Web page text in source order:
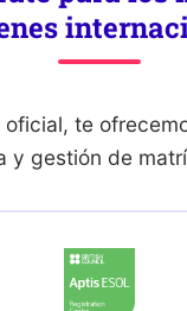
oficial, te
y gestión de